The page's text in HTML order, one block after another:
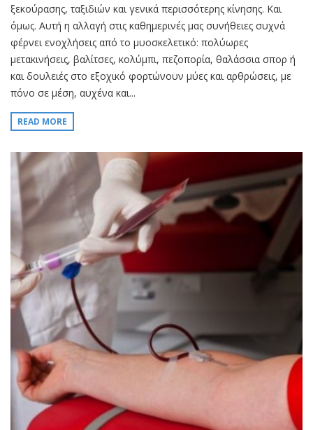
ξεκούρασης, ταξιδιών και γενικά περισσότερης κίνησης. Και
όμως. Αυτή η αλλαγή στις καθημερινές μας συνήθειες συχνά
φέρνει ενοχλήσεις από το μυοσκελετικό: πολύωρες
μετακινήσεις, βαλίτσες, κολύμπι, πεζοπορία, θαλάσσια σπορ ή
και δουλειές στο εξοχικό φορτώνουν μύες και αρθρώσεις, με
πόνο σε μέση, αυχένα και...
READ MORE